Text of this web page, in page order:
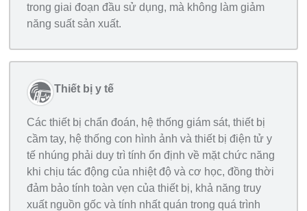
trong giai đoạn đầu sử dụng, mà không làm giảm
năng suất sản xuất.
Thiết bị y tế
Các thiết bị chẩn đoán, hệ thống giám sát, thiết bị
cầm tay, hệ thống con hình ảnh và thiết bị điện tử y
tế nhúng phải duy trì tính ổn định về mặt chức năng
khi chịu tác động của nhiệt độ và cơ học, đồng thời
đảm bảo tính toàn vẹn của thiết bị, khả năng truy
xuất nguồn gốc và tính nhất quán trong quá trình